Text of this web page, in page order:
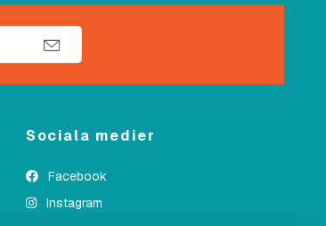
Sociala medier
Facebook
Instagram